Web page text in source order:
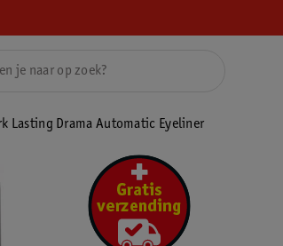
Lasting Drama Automatic Eyeliner